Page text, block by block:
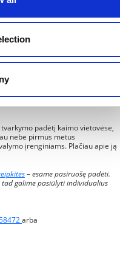
valymo
teisės aktai, tokie kaipAplinkos
tvarkymo reglamentas. Šie
tvarkymo įrenginiams,
ir priežiūrą.
nepakenktų aplinkai ir žmonių
padėtį kaimo vietovėse,
nebe pirmus metus
įrenginiams. Plačiau apie ją
– esame pasiruošę padėti.
galime pasiūlyti individualius
arba